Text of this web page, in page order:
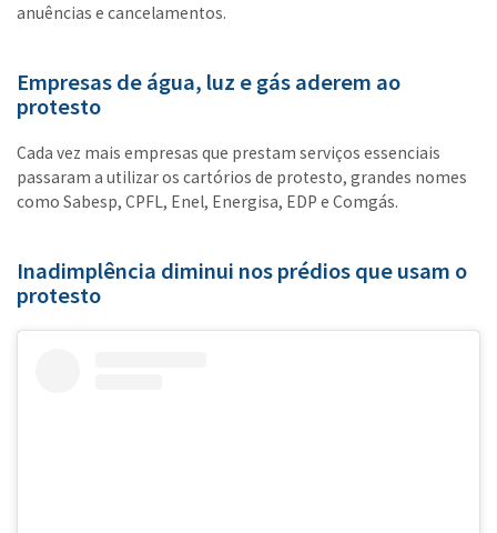
anuências e cancelamentos.
Empresas de água, luz e gás aderem ao
protesto
Cada vez mais empresas que prestam serviços essenciais
passaram a utilizar os cartórios de protesto, grandes nomes
como Sabesp, CPFL, Enel, Energisa, EDP e Comgás.
Inadimplência diminui nos prédios que usam o
protesto